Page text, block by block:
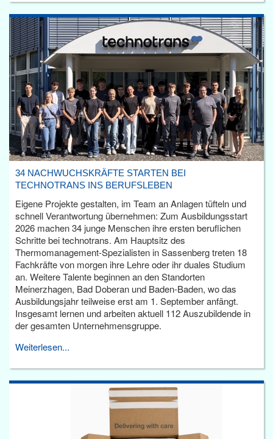
34 NACHWUCHSKRÄFTE STARTEN BEI
TECHNOTRANS INS BERUFSLEBEN
Eigene Projekte gestalten, im Team an Anlagen tüfteln und
schnell Verantwortung übernehmen: Zum Ausbildungsstart
2026 machen 34 junge Menschen ihre ersten beruflichen
Schritte bei technotrans. Am Hauptsitz des
Thermomanagement-Spezialisten in Sassenberg treten 18
Fachkräfte von morgen ihre Lehre oder ihr duales Studium
an. Weitere Talente beginnen an den Standorten
Meinerzhagen, Bad Doberan und Baden-Baden, wo das
Ausbildungsjahr teilweise erst am 1. September anfängt.
Insgesamt lernen und arbeiten aktuell 112 Auszubildende in
der gesamten Unternehmensgruppe.
Weiterlesen...